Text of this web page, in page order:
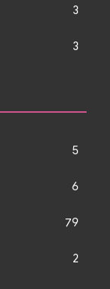
3
3
5
6
79
2